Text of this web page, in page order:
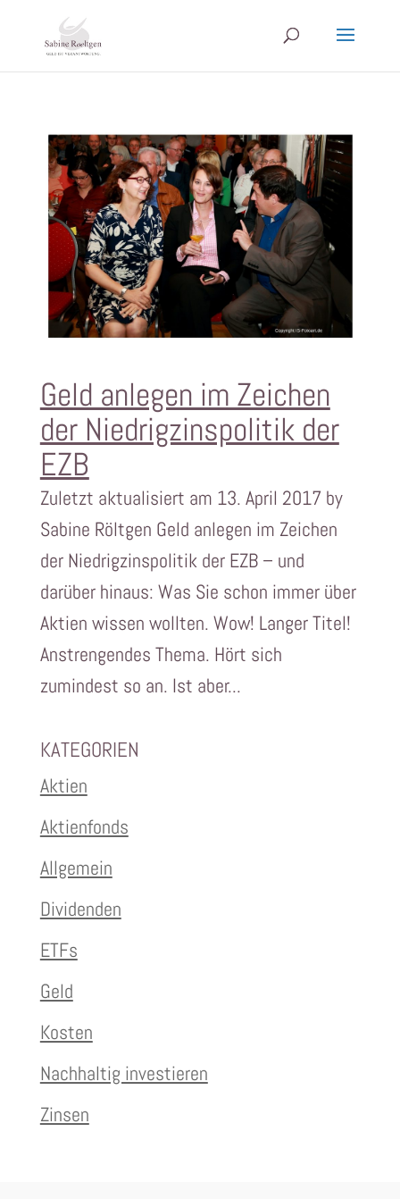
Geld anlegen im Zeichen
der Niedrigzinspolitik der
EZB
Zuletzt aktualisiert am 13. April 2017 by
Sabine Röltgen Geld anlegen im Zeichen
der Niedrigzinspolitik der EZB – und
darüber hinaus: Was Sie schon immer über
Aktien wissen wollten. Wow! Langer Titel!
Anstrengendes Thema. Hört sich
zumindest so an. Ist aber...
KATEGORIEN
Aktien
Aktienfonds
Allgemein
Dividenden
ETFs
Geld
Kosten
Nachhaltig investieren
Zinsen